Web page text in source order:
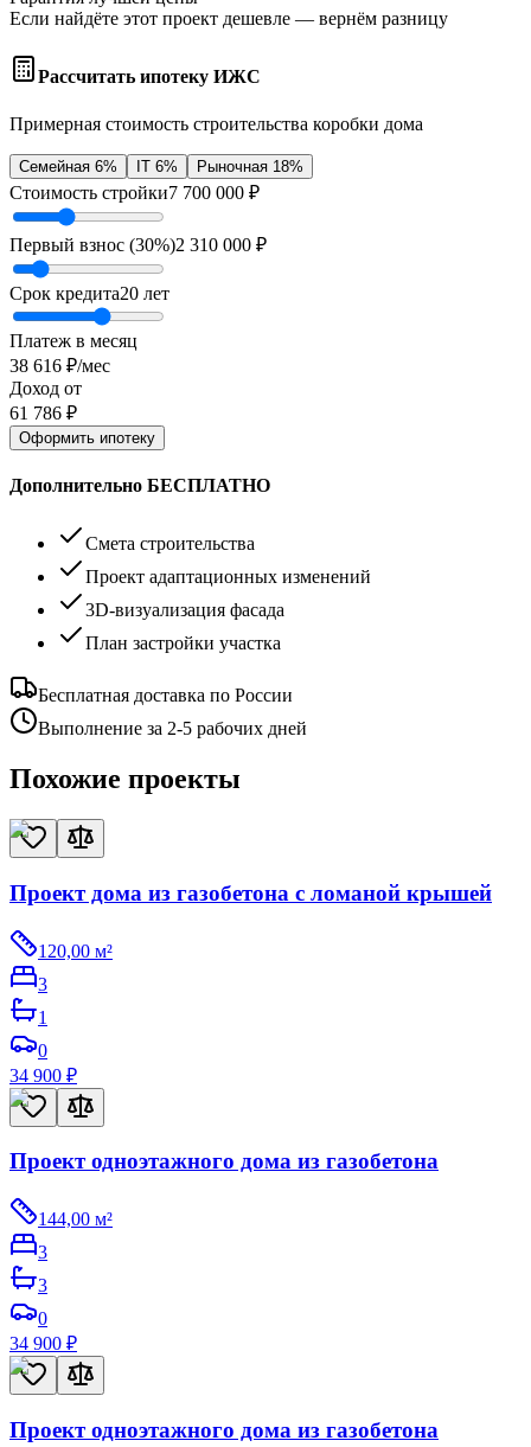
Если найдёте этот проект дешевле — вернём разницу
Рассчитать ипотеку ИЖС
Примерная стоимость строительства коробки дома
Семейная 6% IT 6% Рыночная 18%
Стоимость стройки7 700 000 ₽
Первый взнос (30%)2 310 000 ₽
Срок кредита20 лет
Платеж в месяц
38 616 ₽/мес
Доход от
61 786 ₽
Оформить ипотеку
Дополнительно БЕСПЛАТНО
Смета строительства
Проект адаптационных изменений
3D-визуализация фасада
План застройки участка
Бесплатная доставка по России
Выполнение за 2-5 рабочих дней
Похожие проекты
Проект дома из газобетона с ломаной крышей
120,00 м²
3
1
0
34 900 ₽
Проект одноэтажного дома из газобетона
144,00 м²
3
3
0
34 900 ₽
Проект одноэтажного дома из газобетона